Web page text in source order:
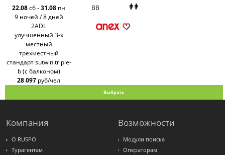
Alean
Sunmar
PlanTravel
ex TUI
Крымская
LOTI
Russian
Express
Интурист
22.08сб-31.08 пн
9 ночей / 8 дней
BB
2ADL
улучшенный 3-х
местный
трехместный
стандарт sutwin triple-
b (с балконом)
28 097 руб/чел
Выбрать
Компания
О RUSPO
Турагентам
Возможности
Модули поиска
Операторам